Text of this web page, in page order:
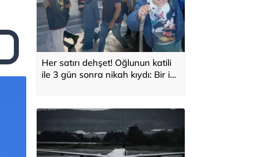
Her satırı dehşet! Oğlunun katili
ile 3 gün sonra nikah kıydı: Bir iki